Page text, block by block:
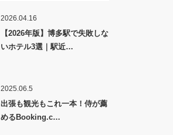
2026.04.16
【2026年版】博多駅で失敗しな
いホテル3選｜駅近…
2025.06.5
出張も観光もこれ一本！侍が薦
めるBooking.c…